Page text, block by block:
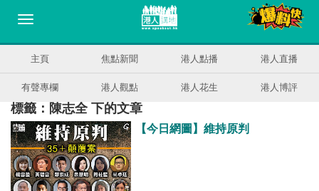
主頁 焦點新聞 港人點播 港人直播
有聲專欄 港人觀點 港人花生 港人博評
標籤：陳志全 下的文章
【今日網圖】維持原判